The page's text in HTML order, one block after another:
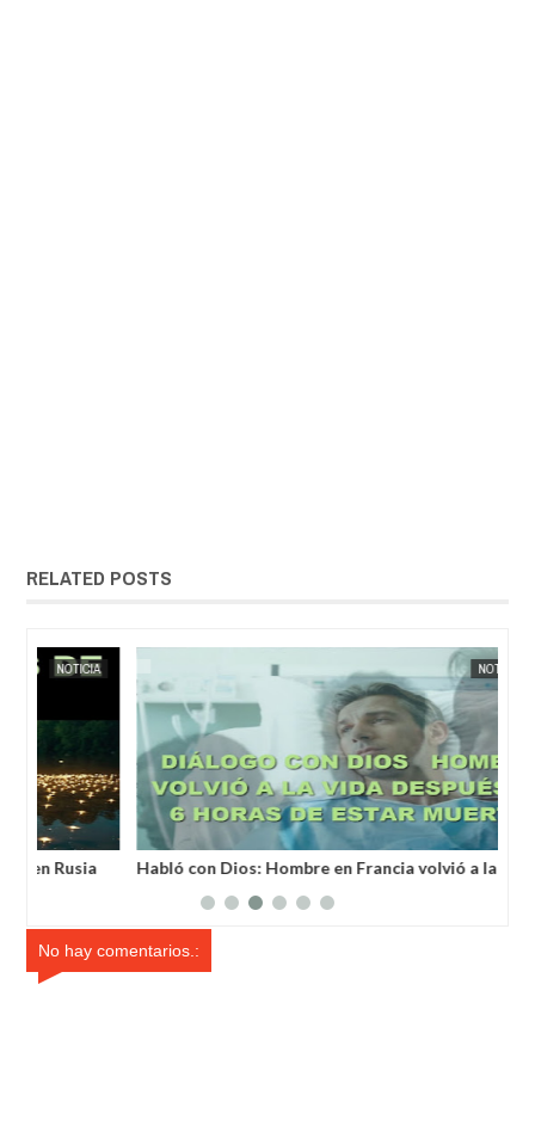
RELATED POSTS
MAY 25, 2025
NOTICIA AL DÍA
Habló con Dios: Hombre en Francia volvió a la vida
EXTRANOTIX MISTERIO
No hay comentarios.: